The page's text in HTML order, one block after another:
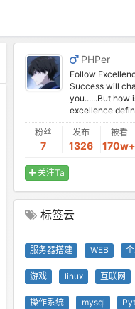
PHPer
Follow
Success will
you......But how
excellence
粉丝
7
发布
1326
被看
170w+
关注Ta
标签云
服务器搭建 WEB
游戏 linux 互联网
操作系统 mysql